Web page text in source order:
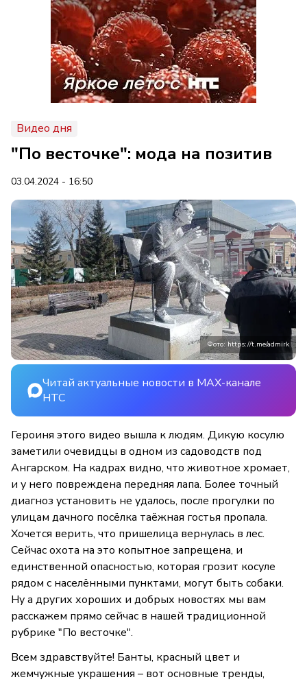
Видео дня
"По весточке": мода на позитив
03.04.2024 - 16:50
Фото: https://t.me/admirk
Читай актуальные новости в MAX-канале
НТС
Героиня этого видео вышла к людям. Дикую косулю
заметили очевидцы в одном из садоводств под
Ангарском. На кадрах видно, что животное хромает,
и у него повреждена передняя лапа. Более точный
диагноз установить не удалось, после прогулки по
улицам дачного посёлка таёжная гостья пропала.
Хочется верить, что пришелица вернулась в лес.
Сейчас охота на это копытное запрещена, и
единственной опасностью, которая грозит косуле
рядом с населёнными пунктами, могут быть собаки.
Ну а других хороших и добрых новостях мы вам
расскажем прямо сейчас в нашей традиционной
рубрике "По весточке".
Всем здравствуйте! Банты, красный цвет и
жемчужные украшения – вот основные тренды,